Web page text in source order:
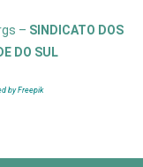
– SINDICATO DOS
DO SUL
by Freepik